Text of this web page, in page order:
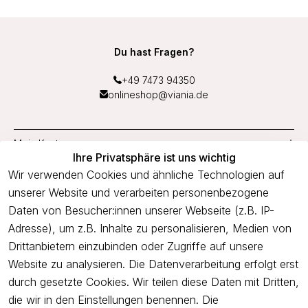
Ihre Privatsphäre ist uns wichtig
Wir verwenden Cookies und ähnliche Technologien auf
unserer Website und verarbeiten personenbezogene
Daten von Besucher:innen unserer Webseite (z.B. IP-
Adresse), um z.B. Inhalte zu personalisieren, Medien von
Drittanbietern einzubinden oder Zugriffe auf unsere
Website zu analysieren. Die Datenverarbeitung erfolgt erst
durch gesetzte Cookies. Wir teilen diese Daten mit Dritten,
die wir in den Einstellungen benennen. Die
Du hast Fragen?
+49 7473 94350
onlineshop@viania.de
Mein Konto
Service
Unternehmen
Newsletter
Freue dich über 5€ Rabatt bei deiner nächsten Bestellung und
profitiere von Angeboten.